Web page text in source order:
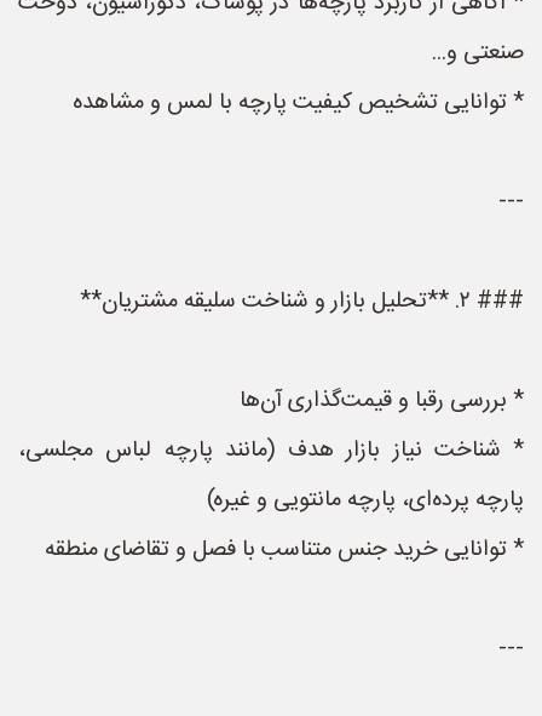
صنعتی و...
* توانایی تشخیص کیفیت پارچه با لمس و مشاهده
---
### ۲. **تحلیل بازار و شناخت سلیقه مشتریان**
* بررسی رقبا و قیمت‌گذاری آن‌ها
* شناخت نیاز بازار هدف (مانند پارچه لباس مجلسی،
پارچه پرده‌ای، پارچه مانتویی و غیره)
* توانایی خرید جنس متناسب با فصل و تقاضای منطقه
---